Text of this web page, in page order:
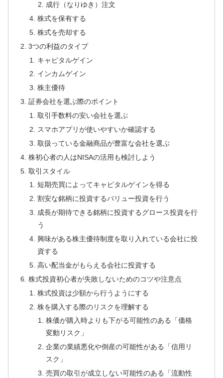
成行（なりゆき）注文
株式を保有する
株式を売却する
3つの利益のタイプ
キャピタルゲイン
インカムゲイン
株主優待
証券会社を選ぶ際のポイント
取引手数料の安い会社を選ぶ
スマホアプリが使いやすいか確認する
取扱っている金融商品が豊富な会社を選ぶ
株初心者の人はNISAの活用も検討しよう
取引スタイル
短期売買によってキャピタルゲインを得る
割安な銘柄に投資するバリュー投資を行う
成長が期待できる銘柄に投資するグロース投資を行
う
興味がある株主優待制度を取り入れている会社に投
資する
高い配当金がもらえる会社に投資する
株式投資初心者が失敗しないためのコツや注意点
株式投資は少額から行うようにする
株を購入する際のリスクを理解する
株価が購入時よりも下がる可能性のある「価格
変動リスク」
企業の業績悪化や倒産の可能性がある「信用リ
スク」
売買の取引が成立しない可能性のある「流動性